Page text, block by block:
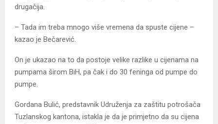
drugačija.
– Tada im treba mnogo više vremena da spuste cijene –
kazao je Bečarević.
On je ukazao na to da postoje velike razlike u cijenama na
pumpama širom BiH, pa čak i do 30 feninga od pumpe do
pumpe.
Gordana Bulić, predstavnik Udruženja za zaštitu potrošača
Tuzlanskog kantona, istakla je da je primjetno da su cijena